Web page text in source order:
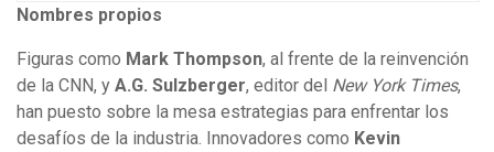
Nombres propios
Figuras como Mark Thompson, al frente de la reinvención
de la CNN, y A.G. Sulzberger, editor del New York Times,
han puesto sobre la mesa estrategias para enfrentar los
desafíos de la industria. Innovadores como Kevin